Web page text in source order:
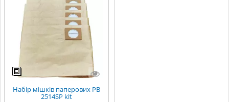
Набір мішків паперових PB
2514SP kit